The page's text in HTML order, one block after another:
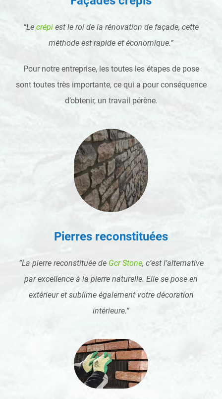
“Le crépi est le roi de la rénovation de façade, cette
méthode est rapide et économique.”
Pour notre entreprise, les toutes les étapes de pose
sont toutes très importante, ce qui a pour conséquence
d’obtenir, un travail pérène.
Pierres reconstituées
“La pierre reconstituée de Gcr Stone, c’est l’alternative
par excellence à la pierre naturelle. Elle se pose en
extérieur et sublime également votre décoration
intérieure.”